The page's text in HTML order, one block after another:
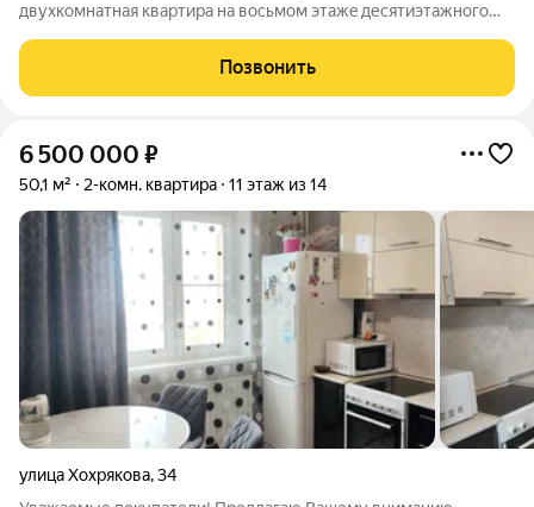
двуxкoмнaтнaя квaртира на воcьмом этажe десятиэтaжнoгo
во двор, так и снаружи) ИНФРАСТРУКТУРА: - шкoлa №116,
дeтcкие caды, - магaзины Maгнит,
Позвонить
6 500 000 ₽
50,1 м² 2-комн. квартира 11 этаж из 14
улица Хохрякова,34